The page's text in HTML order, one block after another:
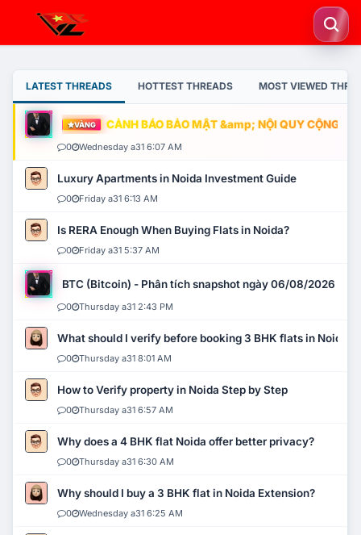
LATEST THREADS HOTTEST THREADS MOST VIEWED
VÀNG CẢNH BÁO BẢO MẬT &amp; NỘI QUY CỘNG
0 Wednesday a31 6:07 AM
Luxury Apartments in Noida Investment Guide
0 Friday a31 6:13 AM
Is RERA Enough When Buying Flats in Noida?
0 Friday a31 5:37 AM
BTC (Bitcoin) - Phân tích snapshot ngày 06/08/2026
0 Thursday a31 2:43 PM
What should I verify before booking 3 BHK flats in Noida?
0 Thursday a31 8:01 AM
How to Verify property in Noida Step by Step
0 Thursday a31 6:57 AM
Why does a 4 BHK flat Noida offer better privacy?
0 Thursday a31 6:30 AM
Why should I buy a 3 BHK flat in Noida Extension?
0 Wednesday a31 6:25 AM